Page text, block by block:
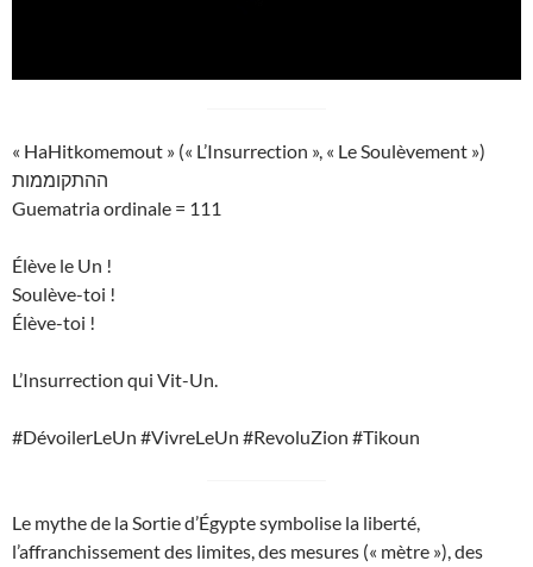
« HaHitkomemout » (« L’Insurrection », « Le Soulèvement »)
ההתקוממות
Guematria ordinale = 111
Élève le Un !
Soulève-toi !
Élève-toi !
L’Insurrection qui Vit-Un.
#DévoilerLeUn #VivreLeUn #RevoluZion #Tikoun
Le mythe de la Sortie d’Égypte symbolise la liberté,
l’affranchissement des limites, des mesures (« mètre »), des